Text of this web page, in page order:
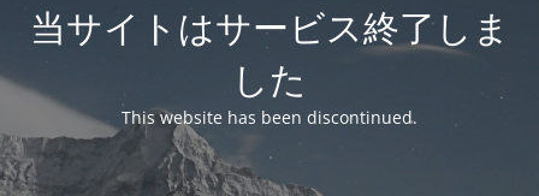
当サイトはサービス終了しま
した
This website has been discontinued.